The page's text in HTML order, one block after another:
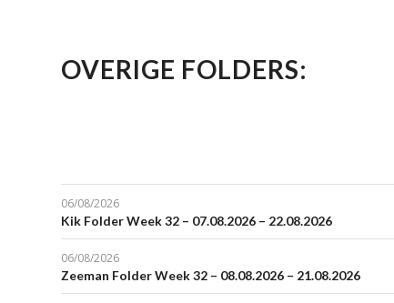
OVERIGE FOLDERS:
06/08/2026
Kik Folder Week 32 – 07.08.2026 – 22.08.2026
06/08/2026
Zeeman Folder Week 32 – 08.08.2026 – 21.08.2026